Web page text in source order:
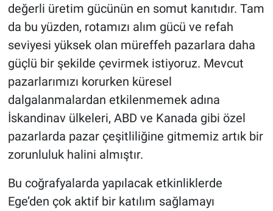
değerli üretim gücünün en somut kanıtıdır. Tam
da bu yüzden, rotamızı alım gücü ve refah
seviyesi yüksek olan müreffeh pazarlara daha
güçlü bir şekilde çevirmek istiyoruz. Mevcut
pazarlarımızı korurken küresel
dalgalanmalardan etkilenmemek adına
İskandinav ülkeleri, ABD ve Kanada gibi özel
pazarlarda pazar çeşitliliğine gitmemiz artık bir
zorunluluk halini almıştır.
Bu coğrafyalarda yapılacak etkinliklerde
Ege’den çok aktif bir katılım sağlamayı